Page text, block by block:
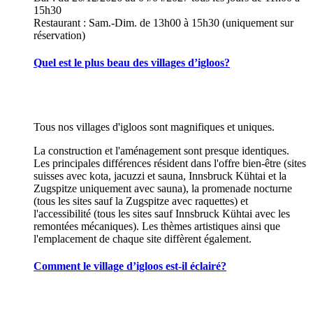
15h30
Restaurant : Sam.-Dim. de 13h00 à 15h30 (uniquement sur
réservation)
Quel est le plus beau des villages d’igloos?
Tous nos villages d'igloos sont magnifiques et uniques.
La construction et l'aménagement sont presque identiques.
Les principales différences résident dans l'offre bien-être (sites
suisses avec kota, jacuzzi et sauna, Innsbruck Kühtai et la
Zugspitze uniquement avec sauna), la promenade nocturne
(tous les sites sauf la Zugspitze avec raquettes) et
l'accessibilité (tous les sites sauf Innsbruck Kühtai avec les
remontées mécaniques). Les thèmes artistiques ainsi que
l'emplacement de chaque site diffèrent également.
Comment le village d’igloos est-il éclairé?